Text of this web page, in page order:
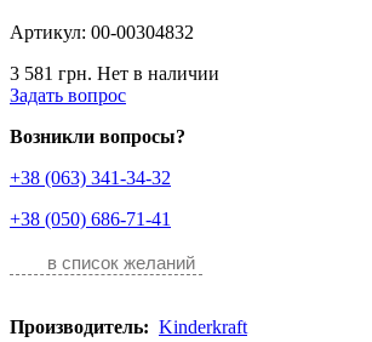
Артикул: 00-00304832
3 581 грн. Нет в наличии
Задать вопрос
Возникли вопросы?
+38 (063) 341-34-32
+38 (050) 686-71-41
в список желаний
Производитель: Kinderkraft